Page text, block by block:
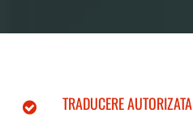
TRADUCERE AUTORIZATA